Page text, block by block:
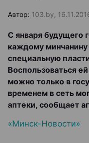
Автор: 103.by,
С января будущего
каждому
специальную
Воспользоваться
можно только в
временем в сеть
аптеки, сообщает
«Минск-Новости»